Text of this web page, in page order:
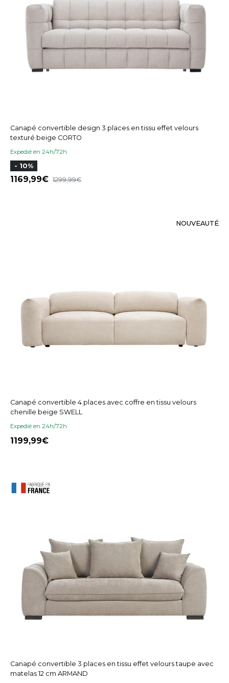
Canapé convertible design 3 places en tissu effet velours
texturé beige CORTO
Expedié en 24h/72h
- 10%
1169,99 1299,99
NOUVEAUTÉ
Canapé convertible 4 places avec coffre en tissu velours
chenille beige SWELL
Expedié en 24h/72h
1199,99
Canapé convertible 3 places en tissu effet velours taupe avec
matelas 12 cm ARMAND